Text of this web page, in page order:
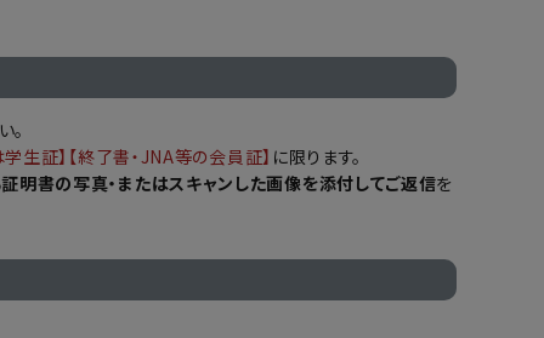
学生証】【終了書・JNA等の会員証】 に限ります。
明書の写真・またはスキャンした画像を添付してご返信を